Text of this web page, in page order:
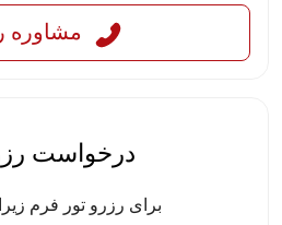
مشاوره
درخواست
برای رزرو تور فرم